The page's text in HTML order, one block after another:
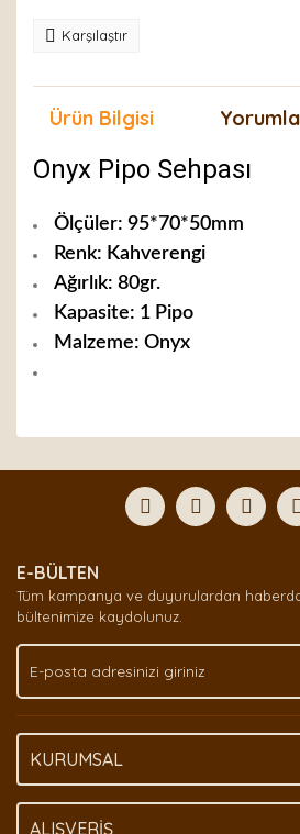
Karşılaştır
Ürün Bilgisi
Onyx Pipo Sehpası
Ölçüler: 95*70*50mm
Renk: Kahverengi
Ağırlık: 80gr.
Kapasite: 1 Pipo
Malzeme: Onyx
Yorum Yaz
formunu kullanarak tarafımıza
Görüş ve önerileriniz için teşekkür
Ürün açıklamasında eksik bilgiler
Ürün bilgilerinde hatalar bulunuyor.
Ürün fiyatı diğer sitelerden daha
Bu ürüne benzer farklı alternatifler
E-BÜLTEN
Tüm kampanya ve duyurulardan
bültenimize kaydolunuz.
KURUMSAL
ALIŞVERİŞ